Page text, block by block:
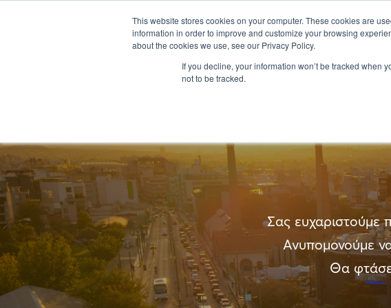
This website stores cookies on your computer. These cookies are
information in order to improve and customize your browsing
about the cookies we use, see our Privacy Policy.
If you decline, your information won’t be tracked when
not to be tracked.
ΣΧΕΤΙΚΑ ΜΕ ΕΜΑΣ ΠΛΗΡΟΦΟΡΙΕΣ
Σας ευχαριστούμε
Ανυπομονούμε
Θα